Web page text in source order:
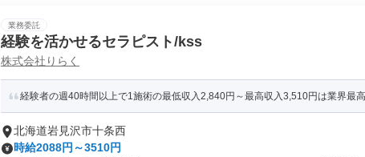
業務委託
経験を活かせるセラピスト/kss
株式会社りらく
経験者の週40時間以上で1施術の最低収入2,840円～最高収入3,510円は業界最
北海道岩見沢市十条西
時給2088円～3510円